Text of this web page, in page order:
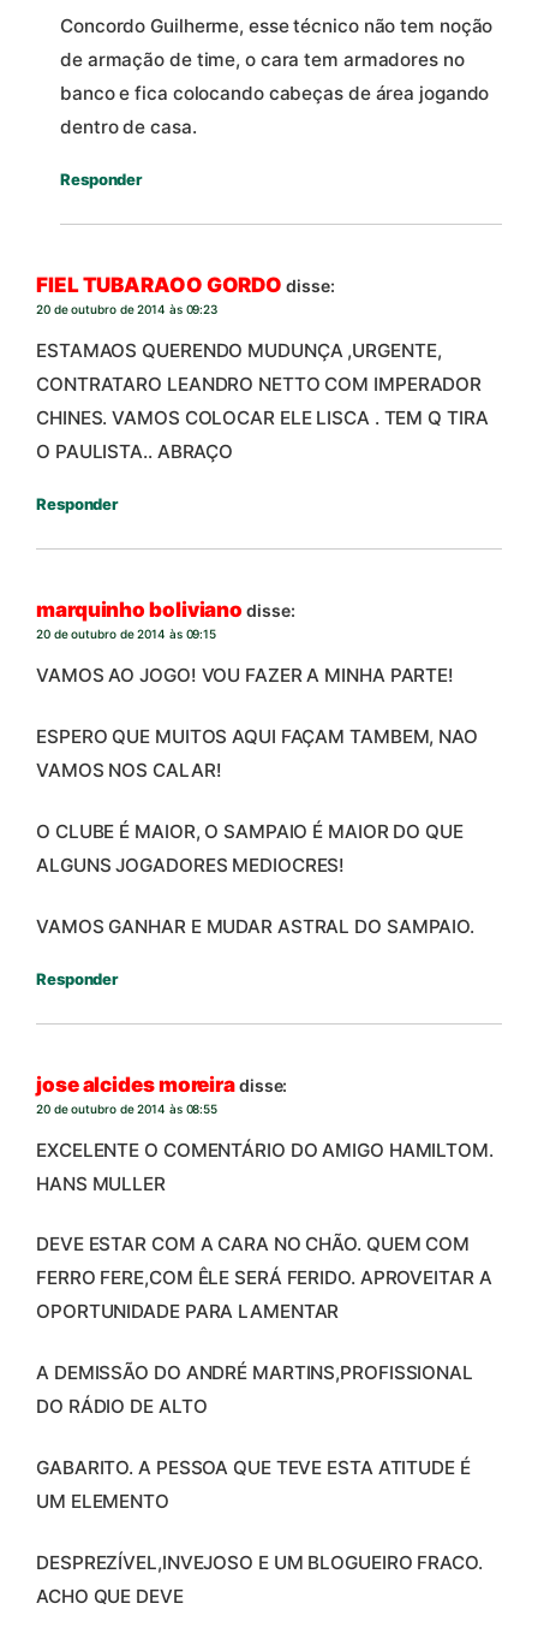
Concordo Guilherme, esse técnico não tem noção
de armação de time, o cara tem armadores no
banco e fica colocando cabeças de área jogando
dentro de casa.
Responder
FIEL TUBARAOO GORDO disse:
20 de outubro de 2014 às 09:23
ESTAMAOS QUERENDO MUDUNÇA ,URGENTE,
CONTRATARO LEANDRO NETTO COM IMPERADOR
CHINES. VAMOS COLOCAR ELE LISCA . TEM Q TIRA
O PAULISTA.. ABRAÇO
Responder
marquinho boliviano disse:
20 de outubro de 2014 às 09:15
VAMOS AO JOGO! VOU FAZER A MINHA PARTE!
ESPERO QUE MUITOS AQUI FAÇAM TAMBEM, NAO
VAMOS NOS CALAR!
O CLUBE É MAIOR, O SAMPAIO É MAIOR DO QUE
ALGUNS JOGADORES MEDIOCRES!
VAMOS GANHAR E MUDAR ASTRAL DO SAMPAIO.
Responder
jose alcides moreiradisse:
20 de outubro de 2014 às 08:55
EXCELENTE O COMENTÁRIO DO AMIGO HAMILTOM.
HANS MULLER
DEVE ESTAR COM A CARA NO CHÃO. QUEM COM
FERRO FERE,COM ÊLE SERÁ FERIDO. APROVEITAR A
OPORTUNIDADE PARA LAMENTAR
A DEMISSÃO DO ANDRÉ MARTINS,PROFISSIONAL
DO RÁDIO DE ALTO
GABARITO. A PESSOA QUE TEVE ESTA ATITUDE É
UM ELEMENTO
DESPREZÍVEL,INVEJOSO E UM BLOGUEIRO FRACO.
ACHO QUE DEVE